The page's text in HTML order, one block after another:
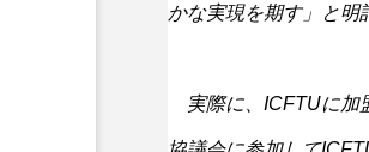
かな実現を期す」と明
実際に、 ICFTUに加